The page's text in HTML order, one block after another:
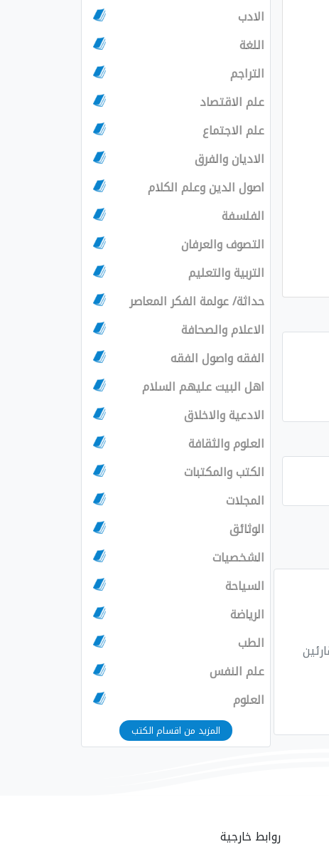
الادب
اللغة
التراجم
علم الاقتصاد
علم الاجتماع
الاديان والفرق
اصول الدين وعلم الكلام
الفلسفة
التصوف والعرفان
التربية والتعليم
حداثة/ عولمة الفكر المعاصر
الاعلام والصحافة
الفقه واصول الفقه
اهل البيت عليهم السلام
الادعية والاخلاق
العلوم والثقافة
الكتب والمكتبات
المجلات
الوثائق
الشخصيات
السياحة
الرياضة
الطب
علم النفس
العلوم
المزيد من اقسام الكتب
روابط خارجية